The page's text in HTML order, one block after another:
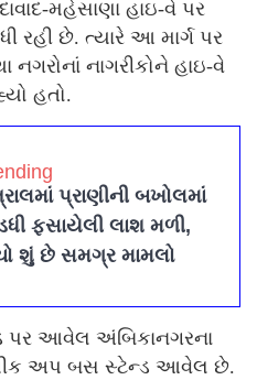
મહેસાણા હાઇ-વે પર
રહી છે. ત્યારે આ માર્ગ પર
નગરોનાં નાગરીકોને હાઇ-વે
હતો.
પ્રાણીની બખોલમાં
ફસાયેલી લાશ મળી,
શું છે સમગ્ર મામલો
પર આવેલ અંબિકાનગરના
પીક અપ બસ સ્ટેન્ડ આવેલ છે.